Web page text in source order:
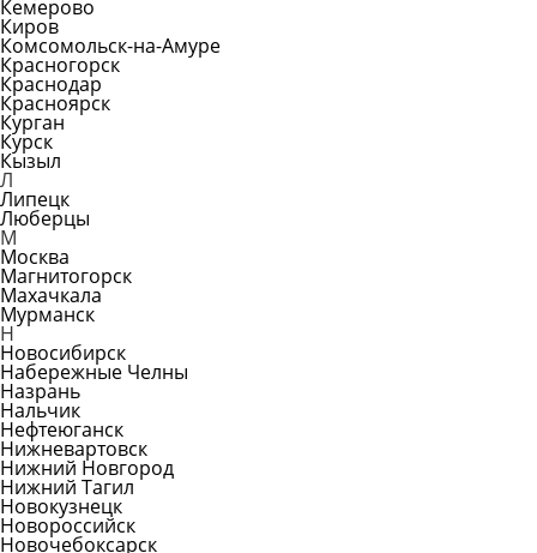
Кемерово
Киров
Комсомольск-на-Амуре
Красногорск
Краснодар
Красноярск
Курган
Курск
Кызыл
Л
Липецк
Люберцы
М
Москва
Магнитогорск
Махачкала
Мурманск
Н
Новосибирск
Набережные Челны
Назрань
Нальчик
Нефтеюганск
Нижневартовск
Нижний Новгород
Нижний Тагил
Новокузнецк
Новороссийск
Новочебоксарск